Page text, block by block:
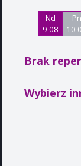
Nd
9 08
Pn
10
Brak
Wybierz